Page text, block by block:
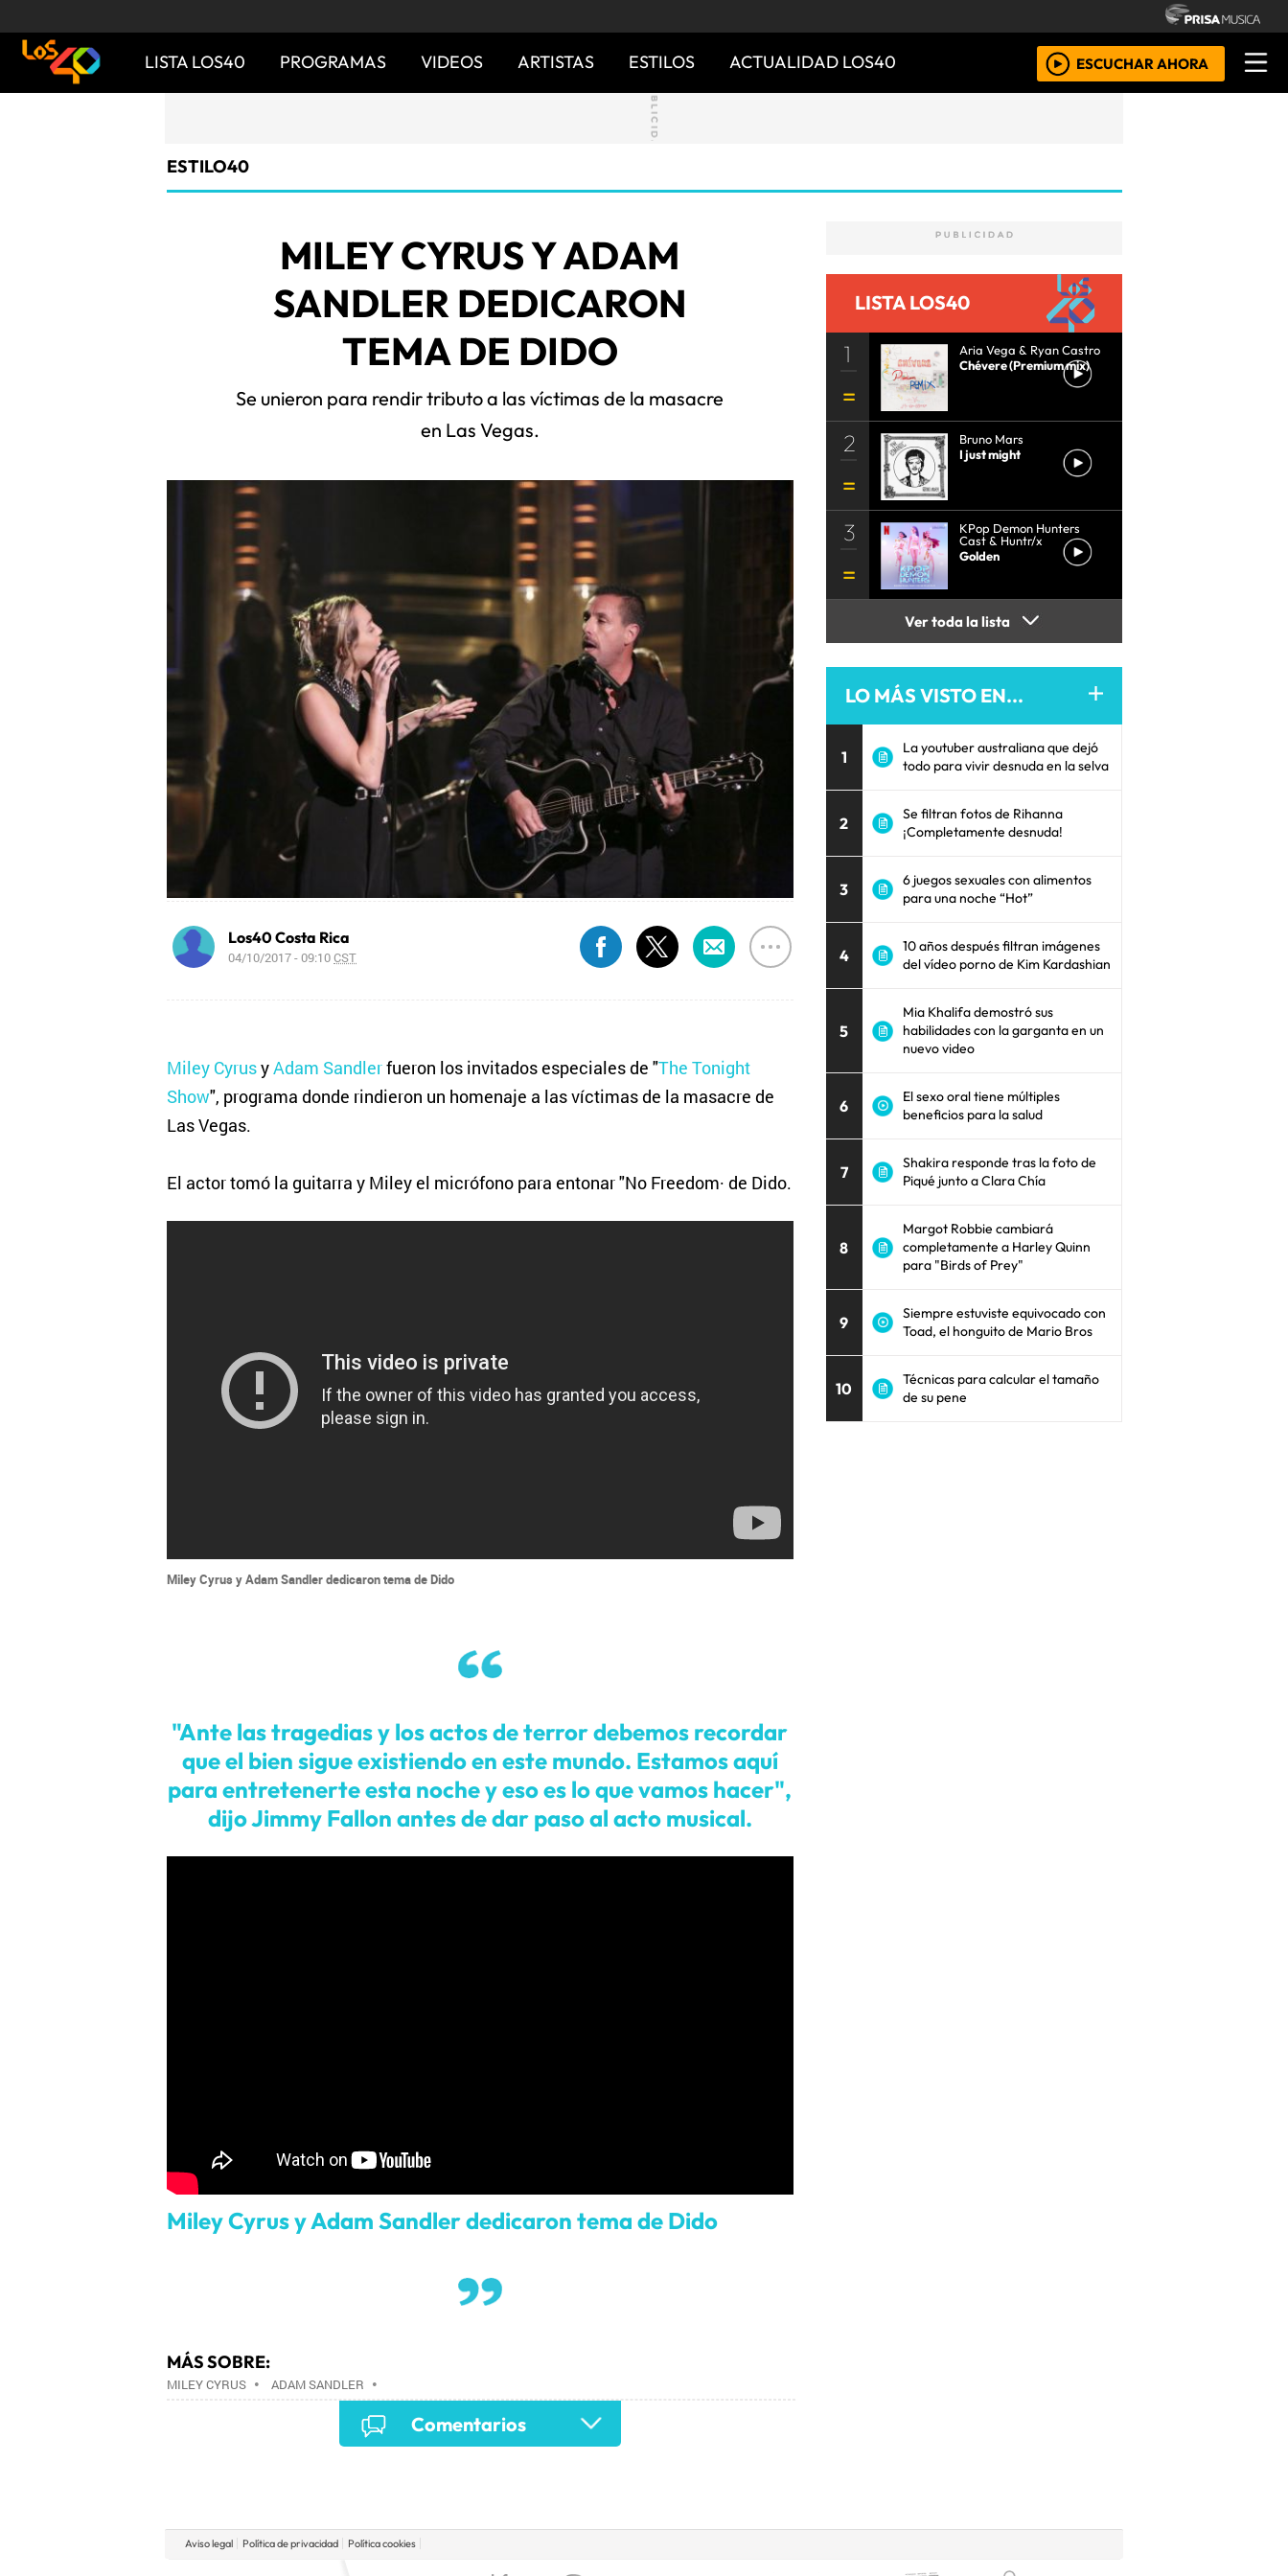
LISTA LOS40 PROGRAMAS VIDEOS ARTISTAS ESTILOS ACTUALIDAD LOS40 ESCUCHAR AHORA
ESTILO40
MILEY CYRUS Y ADAM
SANDLER DEDICARON
TEMA DE DIDO
Se unieron para rendir tributo a las víctimas de la masacre
en Las Vegas.
Los40 Costa Rica
04/10/2017 - 09:10CST
Miley CyrusyAdam Sandlerfueron los invitados especiales de "The Tonight
Show", programa donde rindieron un homenaje a las víctimas de la masacre de
Las Vegas.
El actor tomó la guitarra y Miley el micrófono para entonar "No Freedom· de Dido.
Miley Cyrus y Adam Sandler dedicaron tema de Dido
"Ante las tragedias y los actos de terror debemos recordar
que el bien sigue existiendo en este mundo. Estamos aquí
para entretenerte esta noche y eso es lo que vamos hacer",
dijo Jimmy Fallon antes de dar paso al acto musical.
Miley Cyrus y Adam Sandler dedicaron tema de Dido
MÁS SOBRE:
MILEY CYRUS• ADAM SANDLER •
Comentarios
LISTA LOS40
1
Aria Vega & Ryan Castro
Chévere (Premium mix)
2
Bruno Mars
I just might
3
KPop Demon Hunters
Cast & Huntr/x
Golden
Ver toda la lista
LO MÁS VISTO EN...
1
La youtuber australiana que dejó
todo para vivir desnuda en la selva
2
Se filtran fotos de Rihanna
¡Completamente desnuda!
3
6 juegos sexuales con alimentos
para una noche “Hot”
4
10 años después filtran imágenes
del vídeo porno de Kim Kardashian
5
Mia Khalifa demostró sus
habilidades con la garganta en un
nuevo video
6
El sexo oral tiene múltiples
beneficios para la salud
7
Shakira responde tras la foto de
Piqué junto a Clara Chía
8
Margot Robbie cambiará
completamente a Harley Quinn
para "Birds of Prey"
9
Siempre estuviste equivocado con
Toad, el honguito de Mario Bros
10
Técnicas para calcular el tamaño
de su pene
Aviso legal Política de privacidad Política cookies